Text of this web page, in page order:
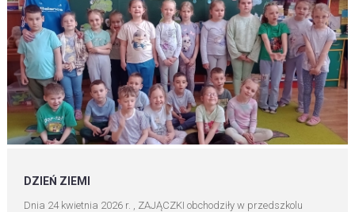
DZIEŃ ZIEMI
Dnia 24 kwietnia 2026 r. , ZAJĄCZKI obchodziły w przedszkolu